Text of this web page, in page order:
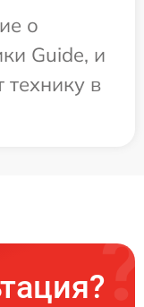
о
Guide, и
технику в